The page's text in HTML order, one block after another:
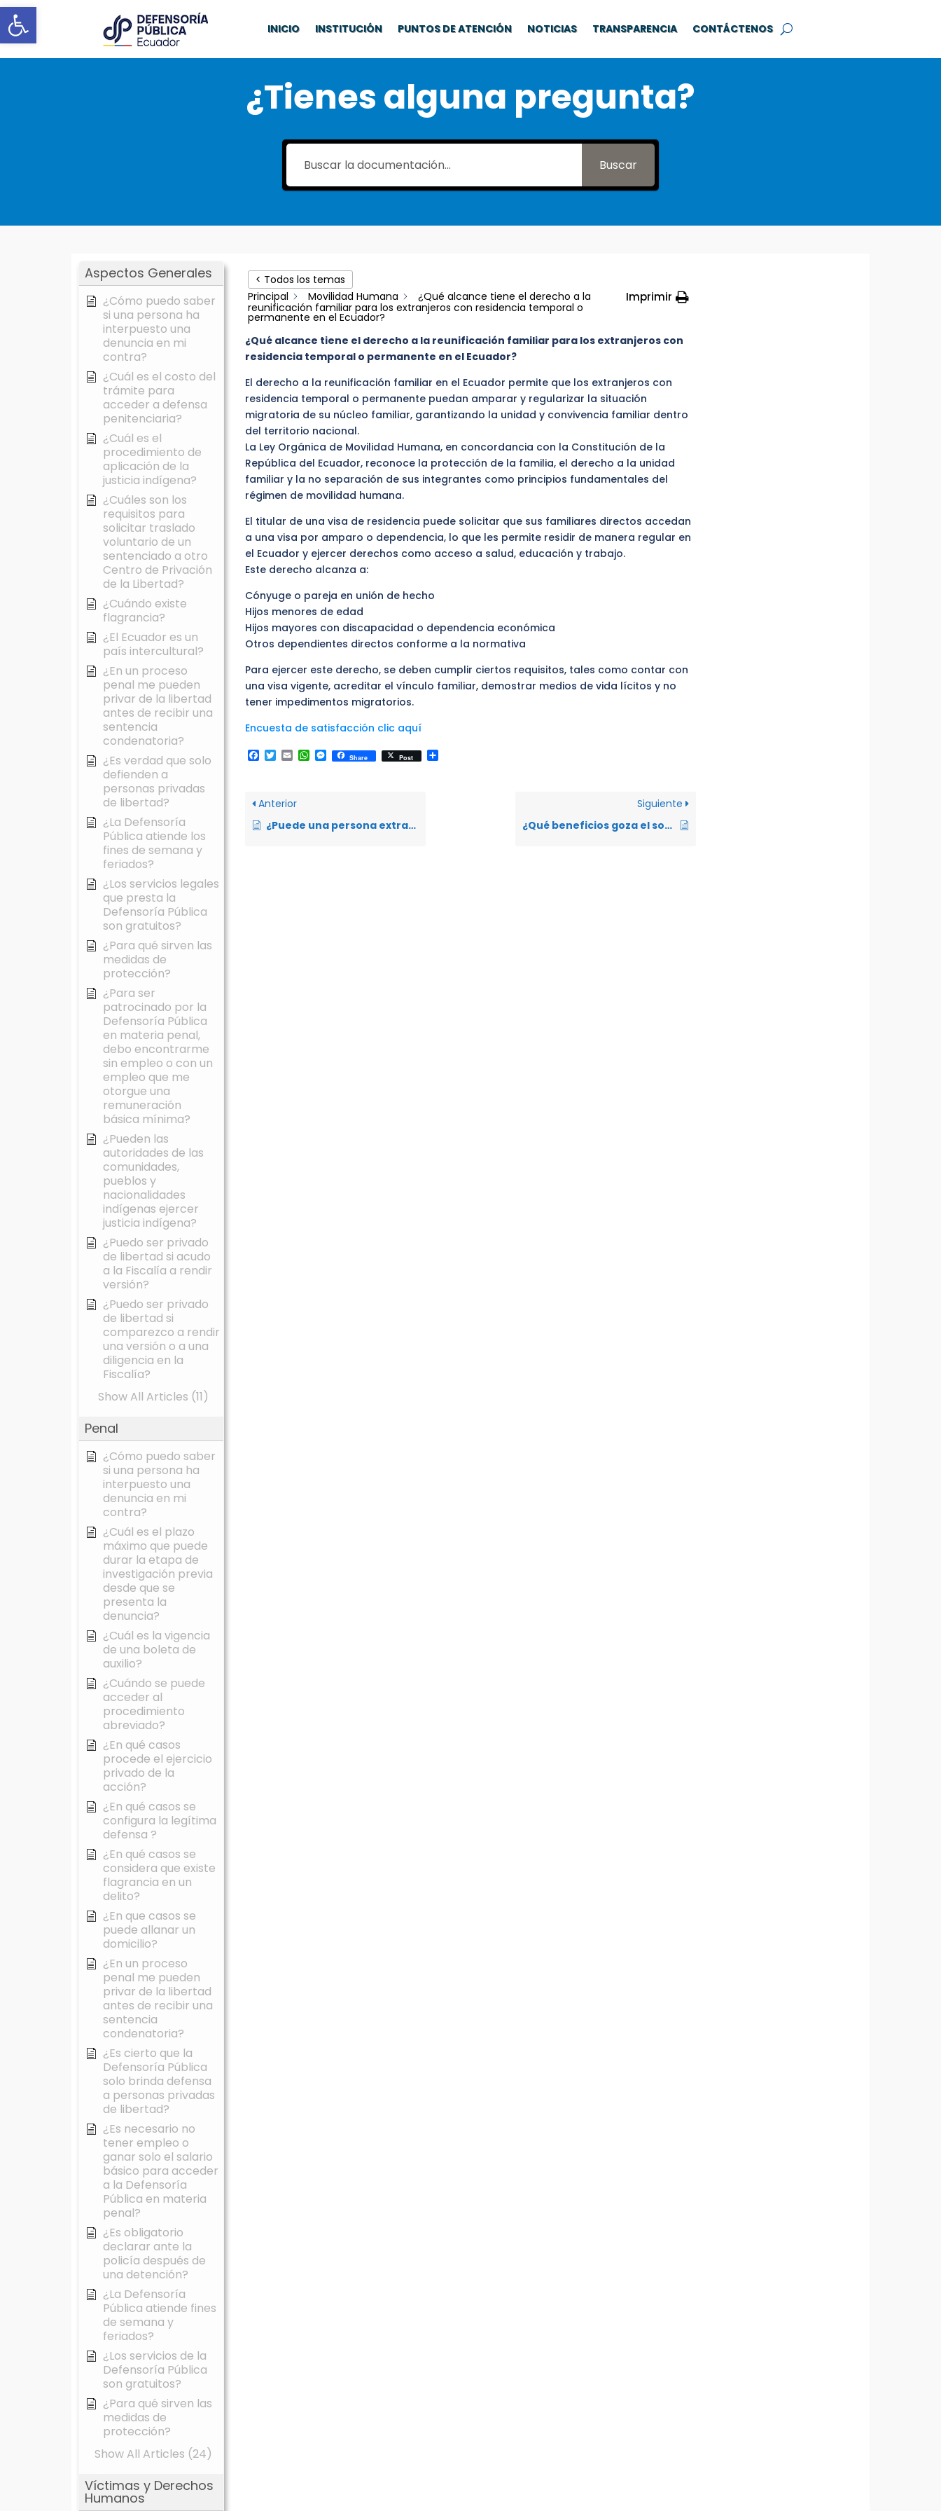
Abrir barra de herramientas INICIO INSTITUCIÓN PUNTOS DE ATENCIÓN NOTICIAS TRANSPARENCIA CONTÁCTENOS
¿Tienes alguna pregunta?
Buscar
Aspectos Generales
¿Cómo puedo saber
si una persona ha
interpuesto una
denuncia en mi
contra?
¿Cuál es el costo del
trámite para
acceder a defensa
penitenciaria?
¿Cuál es el
procedimiento de
aplicación de la
justicia indígena?
¿Cuáles son los
requisitos para
solicitar traslado
voluntario de un
sentenciado a otro
Centro de Privación
de la Libertad?
¿Cuándo existe
flagrancia?
¿El Ecuador es un
país intercultural?
¿En un proceso
penal me pueden
privar de la libertad
antes de recibir una
sentencia
condenatoria?
¿Es verdad que solo
defienden a
personas privadas
de libertad?
¿La Defensoría
Pública atiende los
fines de semana y
feriados?
¿Los servicios legales
que presta la
Defensoría Pública
son gratuitos?
¿Para qué sirven las
medidas de
protección?
¿Para ser
patrocinado por la
Defensoría Pública
en materia penal,
debo encontrarme
sin empleo o con un
empleo que me
otorgue una
remuneración
básica mínima?
¿Pueden las
autoridades de las
comunidades,
pueblos y
nacionalidades
indígenas ejercer
justicia indígena?
¿Puedo ser privado
de libertad si acudo
a la Fiscalía a rendir
versión?
¿Puedo ser privado
de libertad si
comparezco a rendir
una versión o a una
diligencia en la
Fiscalía?
Show All Articles (11)
Penal
¿Cómo puedo saber
si una persona ha
interpuesto una
denuncia en mi
contra?
¿Cuál es el plazo
máximo que puede
durar la etapa de
investigación previa
desde que se
presenta la
denuncia?
¿Cuál es la vigencia
de una boleta de
auxilio?
¿Cuándo se puede
acceder al
procedimiento
abreviado?
¿En qué casos
procede el ejercicio
privado de la
acción?
¿En qué casos se
configura la legítima
defensa ?
¿En qué casos se
considera que existe
flagrancia en un
delito?
¿En que casos se
puede allanar un
domicilio?
¿En un proceso
penal me pueden
privar de la libertad
antes de recibir una
sentencia
condenatoria?
¿Es cierto que la
Defensoría Pública
solo brinda defensa
a personas privadas
de libertad?
¿Es necesario no
tener empleo o
ganar solo el salario
básico para acceder
a la Defensoría
Pública en materia
penal?
¿Es obligatorio
declarar ante la
policía después de
una detención?
¿La Defensoría
Pública atiende fines
de semana y
feriados?
¿Los servicios de la
Defensoría Pública
son gratuitos?
¿Para qué sirven las
medidas de
protección?
Show All Articles (24)
Víctimas y Derechos
Humanos
< Todos los temas
Principal
Movilidad Humana
¿Qué alcance tiene el derecho a la
reunificación familiar para los extranjeros con residencia temporal o
permanente en el Ecuador?
Imprimir
¿Qué alcance tiene el derecho a la reunificación familiar para los extranjeros con
residencia temporal o permanente en el Ecuador?
El derecho a la reunificación familiar en el Ecuador permite que los extranjeros con
residencia temporal o permanente puedan amparar y regularizar la situación
migratoria de su núcleo familiar, garantizando la unidad y convivencia familiar dentro
del territorio nacional.
La Ley Orgánica de Movilidad Humana, en concordancia con la Constitución de la
República del Ecuador, reconoce la protección de la familia, el derecho a la unidad
familiar y la no separación de sus integrantes como principios fundamentales del
régimen de movilidad humana.
El titular de una visa de residencia puede solicitar que sus familiares directos accedan
a una visa por amparo o dependencia, lo que les permite residir de manera regular en
el Ecuador y ejercer derechos como acceso a salud, educación y trabajo.
Este derecho alcanza a:
Cónyuge o pareja en unión de hecho
Hijos menores de edad
Hijos mayores con discapacidad o dependencia económica
Otros dependientes directos conforme a la normativa
Para ejercer este derecho, se deben cumplir ciertos requisitos, tales como contar con
una visa vigente, acreditar el vínculo familiar, demostrar medios de vida lícitos y no
tener impedimentos migratorios.
Encuesta de satisfacción clic aquí
Facebook
Twitter
EmailWhatsApp
Messenger
Share Post
Anterior
¿Puede una persona extranjera o en situación de movilidad humana acceder al patrocinio gratuito de la Defensoría Pública en Ecuador?
Siguiente
¿Qué beneficios goza el solicitante de refugio si su solicitud fue admitida a trámite?